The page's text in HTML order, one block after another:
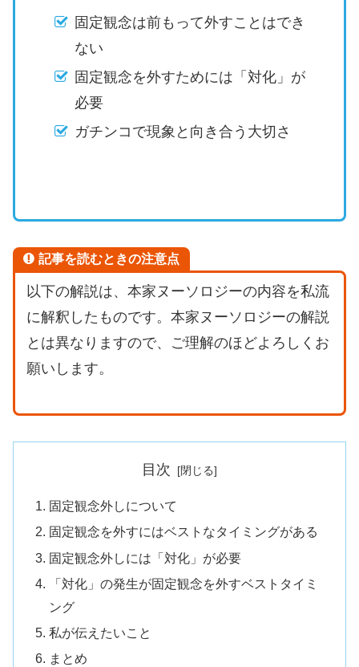
固定観念は前もって外すことはでき
ない
固定観念を外すためには「対化」が
必要
ガチンコで現象と向き合う大切さ
記事を読むときの注意点
以下の解説は、本家ヌーソロジーの内容を私流
に解釈したものです。本家ヌーソロジーの解説
とは異なりますので、ご理解のほどよろしくお
願いします。
目次
固定観念外しについて
固定観念を外すにはベストなタイミングがある
固定観念外しには「対化」が必要
「対化」の発生が固定観念を外すベストタイミ
ング
私が伝えたいこと
まとめ